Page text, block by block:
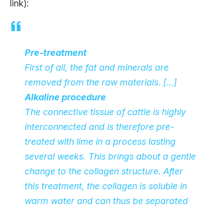
link):
Pre-treatment
First of all, the fat and minerals are
removed from the raw materials. […]
Alkaline procedure
The connective tissue of cattle is highly
interconnected and is therefore pre-
treated with lime in a process lasting
several weeks. This brings about a gentle
change to the collagen structure. After
this treatment, the collagen is soluble in
warm water and can thus be separated